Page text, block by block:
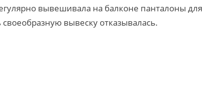
вывешивала на балконе панталоны для
вывеску отказывалась.